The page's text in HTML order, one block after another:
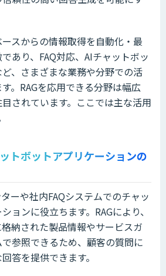
スからの情報取得を自動化・最
あり、FAQ対応、AIチャットボッ
、さまざまな業務や分野での活
。RAGを応用できる分野は幅広
されています。ここでは主な活用
トボットアプリケーションの
ーや社内FAQシステムでのチャッ
ョンに役立ちます。RAGにより、
納された製品情報やサービスガ
参照できるため、顧客の質問に
答を提供できます。